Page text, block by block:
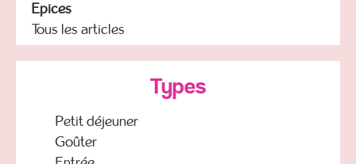
Epices
Tous les articles
Types
Petit déjeuner
Goûter